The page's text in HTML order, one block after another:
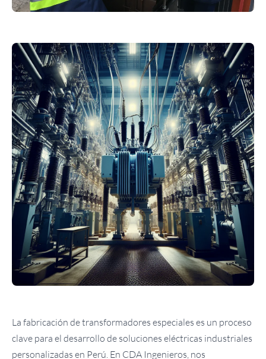
La fabricación de transformadores especiales es un proceso
clave para el desarrollo de soluciones eléctricas industriales
personalizadas en Perú. En CDA Ingenieros, nos